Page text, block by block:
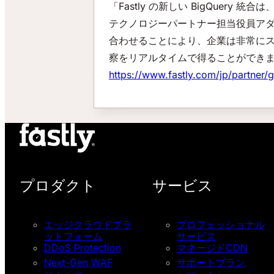
「Fastly の新しい BigQuery 統合
テクノロジーパートナー担当役員ア
合わせることにより、企業は非常に
察をリアルタイムで得ることができ
https://www.fastly.com/jp/partner/
プロダクト
エッジクラウドプラ
ットフォーム
DDoS Protection
Next-Gen WAF
サービス
プロフェッショナル
サービス
マネージドCDN
サポートプラン